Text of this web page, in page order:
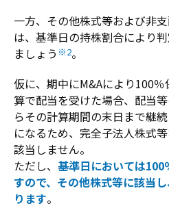
一方、その他株式等および非
は、基準日の持株割合により
ましょう ※2。
仮に、期中にM&Aにより100
算で配当を受けた場合、配当
らその計算期間の末日まで継
になるため、完全子法人株式
該当しません。
ただし、 基準日においては
すので、その他株式等に該当
ります。